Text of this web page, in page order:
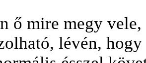
ő mire megy
lévén,